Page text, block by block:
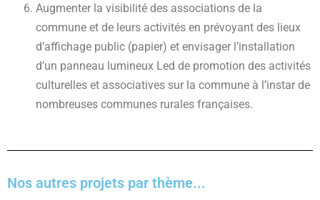
Augmenter la visibilité des associations de la
commune et de leurs activités en prévoyant des lieux
d’affichage public (papier) et envisager l’installation
d’un panneau lumineux Led de promotion des activités
culturelles et associatives sur la commune à l’instar de
nombreuses communes rurales françaises.
Nos autres projets par thème...